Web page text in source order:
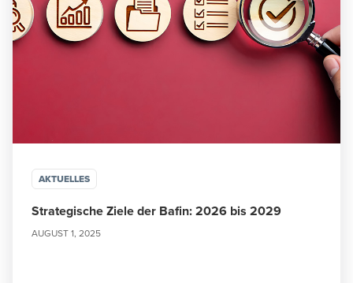
AKTUELLES
Strategische Ziele der Bafin: 2026 bis 2029
AUGUST 1, 2025